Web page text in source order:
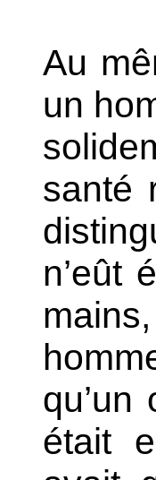
Au
un
santé
n’eût
était